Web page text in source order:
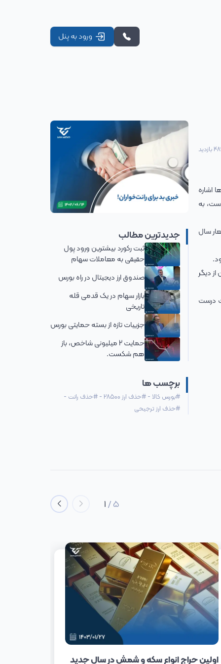
ورود به پنل
بازدید
پایه کالاها اشاره
به
سال
دیگر
درست
جدیدترین مطالب
ثبت رکورد بیشترین ورود پول
حقیقی به معاملات سهام
صندوق ارز دیجیتال در راه بورس
بازار سهام در یک قدمی قله
تاریخی
جزییات تازه از بسته حمایتی بورس
حمایت 2 میلیونی شاخص، باز
هم شکست.
برچسب ها
#بورس کالا -
#حذف ارز 28500 -
#حذف رانت -
#حذف ارز ترجیحی
اولین حراج انواع سکه و شمش در سال جدید
1/5